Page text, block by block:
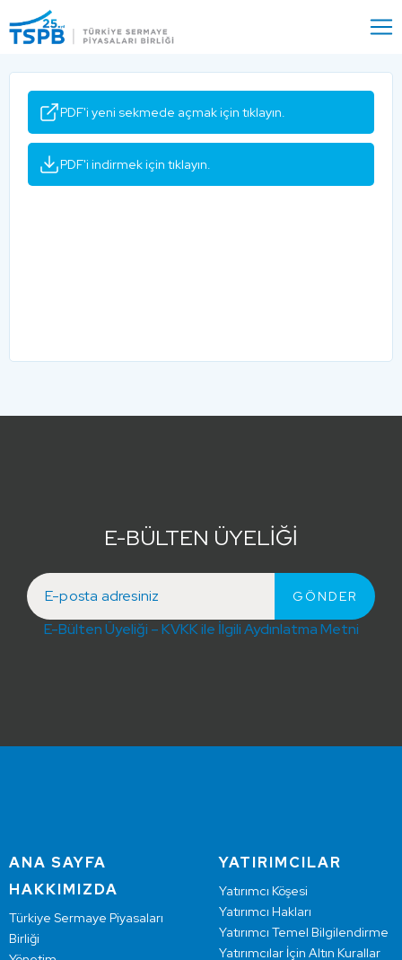
Close
PDF'i yeni sekmede açmak için tıklayın.
PDF'i indirmek için tıklayın.
E-BÜLTEN ÜYELİĞİ
E-Bülten Üyeliği – KVKK ile İlgili Aydınlatma Metni
ANA SAYFA
HAKKIMIZDA
Türkiye Sermaye Piyasaları
Birliği
YATIRIMCILAR
Yatırımcı Köşesi
Yatırımcı Hakları
Yatırımcı Temel Bilgilendirme
Yatırımcılar İçin Altın Kurallar